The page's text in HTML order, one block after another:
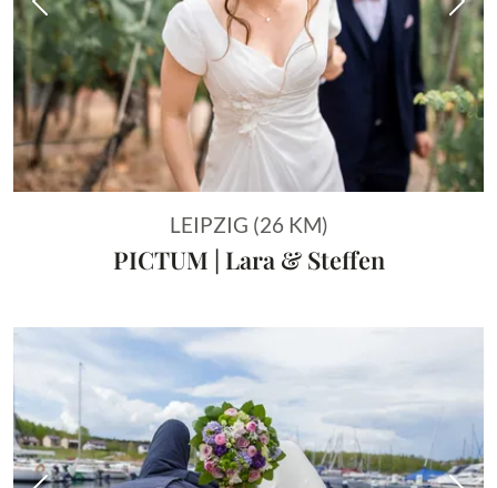
Vorheriges Bild
LEIPZIG (26 KM)
PICTUM | Lara & Steffen